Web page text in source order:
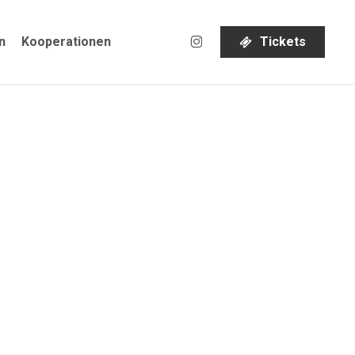
Kooperationen instagram Tickets